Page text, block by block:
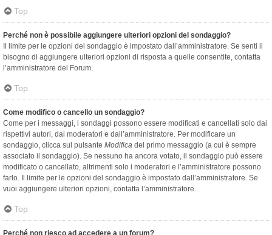
Top
Perché non è possibile aggiungere ulteriori opzioni del sondaggio?
Il limite per le opzioni del sondaggio è impostato dall’amministratore. Se senti il
bisogno di aggiungere ulteriori opzioni di risposta a quelle consentite, contatta
l’amministratore del Forum.
Top
Come modifico o cancello un sondaggio?
Come per i messaggi, i sondaggi possono essere modificati e cancellati solo dai
rispettivi autori, dai moderatori e dall’amministratore. Per modificare un
sondaggio, clicca sul pulsante Modifica del primo messaggio (a cui è sempre
associato il sondaggio). Se nessuno ha ancora votato, il sondaggio può essere
modificato o cancellato, altrimenti solo i moderatori e l’amministratore possono
farlo. Il limite per le opzioni del sondaggio è impostato dall’amministratore. Se
vuoi aggiungere ulteriori opzioni, contatta l’amministratore.
Top
Perché non riesco ad accedere a un forum?